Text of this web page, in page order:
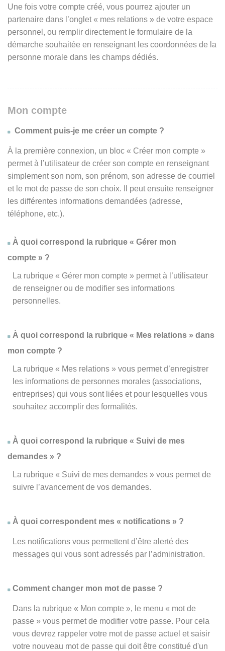
Une fois votre compte créé, vous pourrez ajouter un
partenaire dans l’onglet « mes relations » de votre espace
personnel, ou remplir directement le formulaire de la
démarche souhaitée en renseignant les coordonnées de la
personne morale dans les champs dédiés.
Mon compte
Comment puis-je me créer un compte ?
À la première connexion, un bloc « Créer mon compte »
permet à l’utilisateur de créer son compte en renseignant
simplement son nom, son prénom, son adresse de courriel
et le mot de passe de son choix. Il peut ensuite renseigner
les différentes informations demandées (adresse,
téléphone, etc.).
À quoi correspond la rubrique « Gérer mon
compte » ?
La rubrique « Gérer mon compte » permet à l’utilisateur
de renseigner ou de modifier ses informations
personnelles.
À quoi correspond la rubrique « Mes relations » dans
mon compte ?
La rubrique « Mes relations » vous permet d’enregistrer
les informations de personnes morales (associations,
entreprises) qui vous sont liées et pour lesquelles vous
souhaitez accomplir des formalités.
À quoi correspond la rubrique « Suivi de mes
demandes » ?
La rubrique « Suivi de mes demandes » vous permet de
suivre l’avancement de vos demandes.
À quoi correspondent mes « notifications » ?
Les notifications vous permettent d’être alerté des
messages qui vous sont adressés par l’administration.
Comment changer mon mot de passe ?
Dans la rubrique « Mon compte », le menu « mot de
passe » vous permet de modifier votre passe. Pour cela
vous devrez rappeler votre mot de passe actuel et saisir
votre nouveau mot de passe qui doit être constitué d'un